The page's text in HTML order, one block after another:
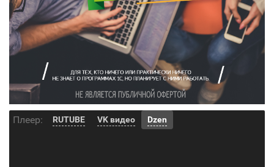
Плеер: RUTUBE VK видео Dzen